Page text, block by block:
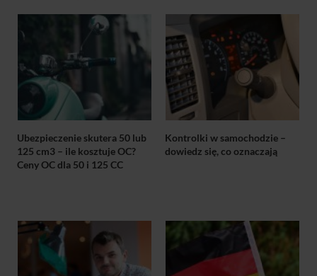
Ubezpieczenie skutera 50 lub
125 cm3 – ile kosztuje OC?
Ceny OC dla 50 i 125 CC
Kontrolki w samochodzie –
dowiedz się, co oznaczają